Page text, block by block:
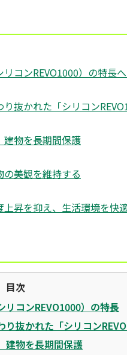
コンREVO1000）の特長
抜かれた「シリコン
物を長期間保護
美観を維持する
昇を抑え、生活環境を快
目次
コンREVO1000）の特長
抜かれた「シリコン
物を長期間保護